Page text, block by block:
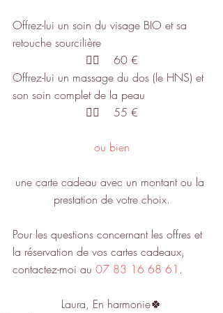
Offrez-lui un soin du visage BIO et sa
retouche sourcilière
👉🏼    60 €
Offrez-lui un massage du dos (le HNS) et
son soin complet de la peau
👉🏼    55 €
ou bien
une carte cadeau avec un montant ou la
prestation de votre choix.
Pour les questions concernant les offres et
la réservation de vos cartes cadeaux,
contactez-moi au 07 83 16 68 61 .
Laura, En harmonie🍀